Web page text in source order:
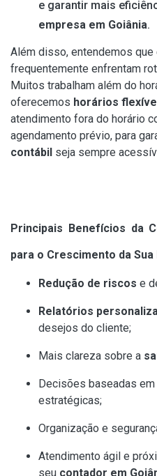
e garantir mais
empresa em Goiânia.
Além disso, entendemos
frequentemente enfrentam
Muitos trabalham além do
oferecemos horários
atendimento fora do horário
agendamento prévio, para
contábil seja sempre
Principais Benefícios da
para o Crescimento da
Redução de riscos e
Relatórios
desejos do cliente;
Mais clareza sobre a
Decisões baseadas
estratégicas;
Organização e
Atendimento ágil e
seu contador em